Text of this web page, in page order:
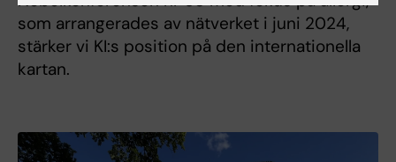
som arrangerades av nätverket i juni 2024,
stärker vi KI:s position på den internationella
kartan.